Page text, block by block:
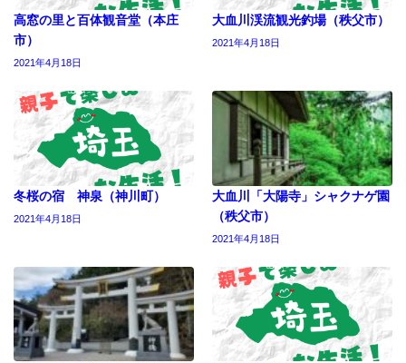
高窓の里と百体観音堂（本庄
市）
2021年4月18日
大血川渓流観光釣場（秩父市）
2021年4月18日
冬桜の宿 神泉（神川町）
2021年4月18日
大血川「大陽寺」シャクナゲ園
（秩父市）
2021年4月18日